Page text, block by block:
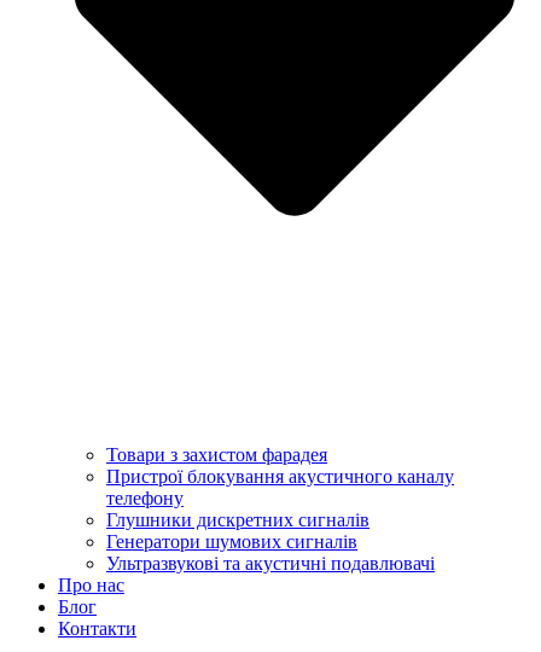
Товари з захистом фарадея
Пристрої блокування акустичного каналу
телефону
Глушники дискретних сигналів
Генератори шумових сигналів
Ультразвукові та акустичні подавлювачі
Про нас
Блог
Контакти